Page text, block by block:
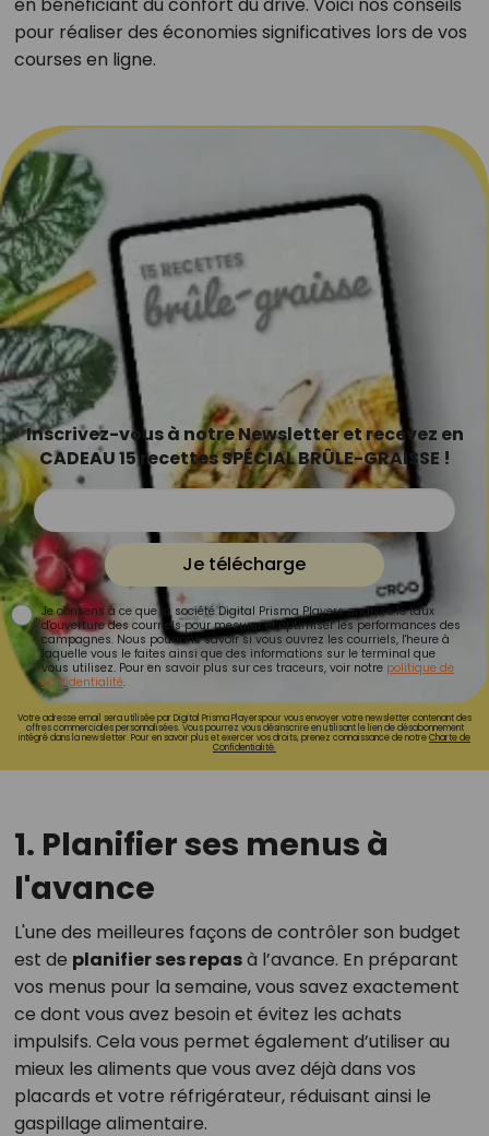
pour réaliser des économies significatives lors de vos
courses en ligne.
Inscrivez-vous à notre Newsletter et recevez en
CADEAU 15 recettes SPÉCIAL BRÛLE-GRAISSE !
Je télécharge
Je consens à ce que la société Digital Prisma Players analyse le taux
d'ouverture des courriels pour mesurer et optimiser les performances des
campagnes. Nous pourrons savoir si vous ouvrez les courriels, l'heure à
laquelle vous le faites ainsi que des informations sur le terminal que
vous utilisez. Pour en savoir plus sur ces traceurs, voir notre politique de
confidentialité.
Votre adresse email sera utilisée par Digital Prisma Playerspour vous envoyer votre newsletter contenant des
offres commerciales personnalisées. Vous pourrez vous désinscrire en utilisant le lien de désabonnement
intégré dans la newsletter. Pour en savoir plus et exercer vos droits, prenez connaissance de notreCharte de
Confidentialité.
1. Planifier ses menus à
l'avance
L'une des meilleures façons de contrôler son budget
est de planifier ses repasà l’avance. En préparant
vos menus pour la semaine, vous savez exactement
ce dont vous avez besoin et évitez les achats
impulsifs. Cela vous permet également d’utiliser au
mieux les aliments que vous avez déjà dans vos
placards et votre réfrigérateur, réduisant ainsi le
gaspillage alimentaire.